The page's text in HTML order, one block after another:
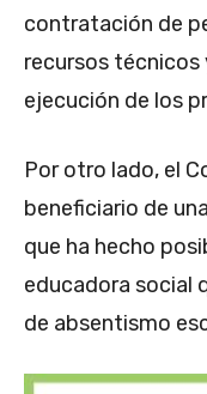
contratación de
recursos técnicos
ejecución de los
Por otro lado, el
beneficiario de
que ha hecho
educadora social
de absentismo